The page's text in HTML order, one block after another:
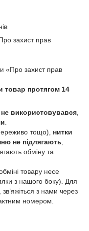
захист прав
«Про захист прав
товар протягом 14
не використовувався
тощо), нитки
не підлягають
обміну та
товару несе
з нашого боку). Для
з нами через
номером.